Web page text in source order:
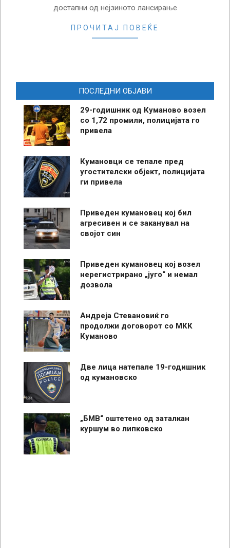
достапни од нејзиното лансирање
ПРОЧИТАЈ ПОВЕЌЕ
ПОСЛЕДНИ ОБЈАВИ
29-годишник од Куманово возел
со 1,72 промили, полицијата го
привела
Кумановци се тепале пред
угостителски објект, полицијата
ги привела
Приведен кумановец кој бил
агресивен и се заканувал на
својот син
Приведен кумановец кој возел
нерегистрирано „југо“ и немал
дозвола
Андреја Стевановиќ го
продолжи договорот со МКК
Куманово
Две лица натепале 19-годишник
од кумановско
„БМВ“ оштетено од заталкан
куршум во липковско